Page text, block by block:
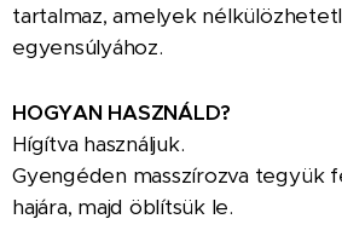
tartalmaz, amelyek
egyensúlyához.
HOGYAN HASZNÁLD?
Hígítva használjuk.
Gyengéden masszírozva tegyük
hajára, majd öblítsük le.